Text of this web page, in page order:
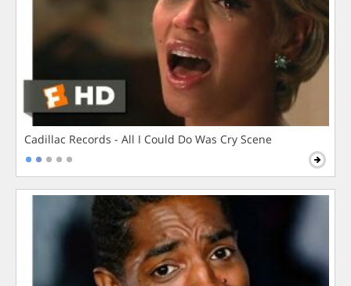
Cadillac Records - All I Could Do Was Cry Scene